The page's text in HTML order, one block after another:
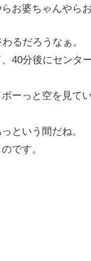
お婆ちゃんやら
るだろうなぁ。
40分後にセンタ
ーっと空を見てい
という間だね。
です。